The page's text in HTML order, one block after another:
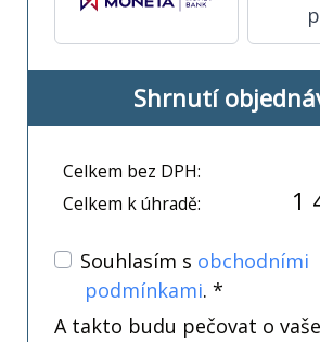
Shrnutí
Celkem bez DPH:
Celkem k úhradě: 1
Souhlasím s obchodními
podmínkami. *
A takto budu pečovat o vaše